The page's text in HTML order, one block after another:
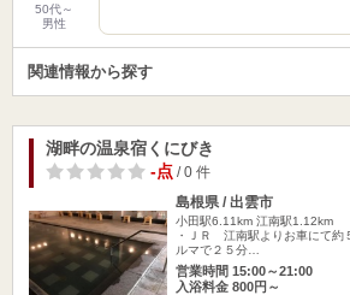
50代～
男性
関連情報から探す
湖畔の温泉宿くにびき
-点/ 0 件
島根県 / 出雲市
小田駅6.11km 江南駅1.12km
・ＪＲ 江南駅よりお車にて約
ルマで２５分…
営業時間 15:00～21:00
入浴料金 800円～